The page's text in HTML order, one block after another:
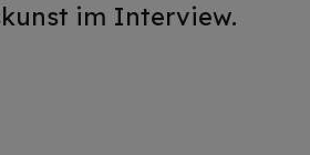
im Interview.